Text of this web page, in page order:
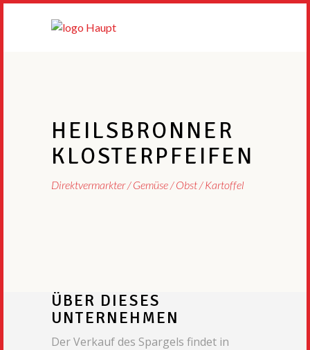
HEILSBRONNER
KLOSTERPFEIFEN
Direktvermarkter Gemüse / Obst / Kartoffel
ÜBER DIESES
UNTERNEHMEN
Der Verkauf des Spargels findet in